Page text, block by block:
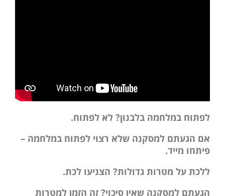
לפתוח במלחמה בלבנון? לא לפתוח.
אם הגעתם למסקנה שלא רצוי לפתוח במלחמה –
פיתחו מייד.
ללכת על מטרות גדולות? הצניעו לכת.
הגעתם למסקנה שאין סיכוי? זה הזמן למטרות